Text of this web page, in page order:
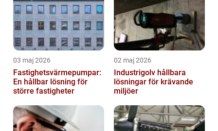
03 maj 2026
Fastighetsvärmepumpar:
En hållbar lösning för
större fastigheter
02 maj 2026
Industrigolv hållbara
lösningar för krävande
miljöer